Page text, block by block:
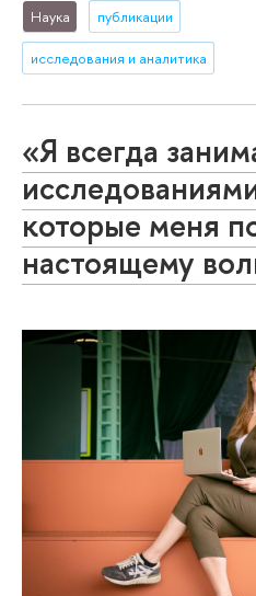
Наука публикации
исследования и аналитика
«Я всегда
которые меня
настоящему